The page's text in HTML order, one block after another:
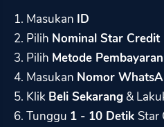
1. Masukan ID
2. Pilih Nominal Star Credit
3. Pilih Metode Pembayaran
4. Masukan Nomor
5. Klik Beli Sekarang &
6. Tunggu 1 - 10 Detik Star